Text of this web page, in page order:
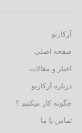
آرکارنو
صفحه اصلی
اخبار و مقالات
درباره آرکارنو
چگونه کار میکنیم ؟
تماس با ما